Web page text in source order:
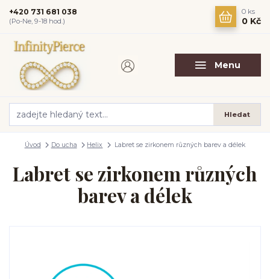
Menu
Hledat
+420 731 681 038
(Po-Ne, 9-18 hod.)
0 ks
0 Kč
Úvod Do ucha Helix Labret se zirkonem různých barev a délek
Labret se zirkonem různých
barev a délek